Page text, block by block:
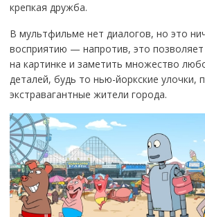
крепкая дружба.
В мультфильме нет диалогов, но это
восприятию — напротив, это позволяет
на картинке и заметить множество
деталей, будь то нью-йоркские улочки,
экстравагантные жители города.